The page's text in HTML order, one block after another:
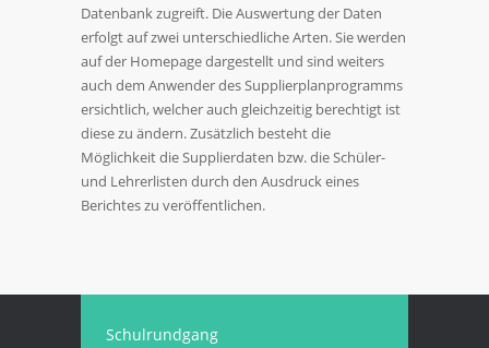
Datenbank zugreift. Die Auswertung der Daten
erfolgt auf zwei unterschiedliche Arten. Sie werden
auf der Homepage dargestellt und sind weiters
auch dem Anwender des Supplierplanprogramms
ersichtlich, welcher auch gleichzeitig berechtigt ist
diese zu ändern. Zusätzlich besteht die
Möglichkeit die Supplierdaten bzw. die Schüler-
und Lehrerlisten durch den Ausdruck eines
Berichtes zu veröffentlichen.
Schulrundgang